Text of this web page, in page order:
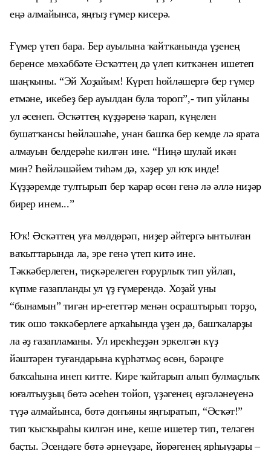
еңә алмайынса, яңғыҙ ғүмер кисерә.
Ғүмер үтеп бара. Бер ауылына ҡайтҡанында үҙенең
беренсе мөхәббәте Әсҡәттең дә үлеп киткәнен ишетеп
шаңҡыны. “Эй Хоҙайым! Күреп һөйләшергә бер ғүмер
етмәне, икебеҙ бер ауылдан була тороп”,- тип уйланы
ул әсенеп. Әсҡәттең күҙҙәренә ҡарап, күңелен
бушатҡансы һөйләшәһе, унан башҡа бер кемде лә ярата
алмауын белдерәһе килгән ине. “Ниңә шулай икән
мин? Һөйләшәйем тиһәм дә, хәҙер ул юҡ инде!
Күҙҙәремде тултырып бер ҡарар өсөн генә лә әллә ниҙәр
бирер инем...”
Юҡ! Әсҡәттең уға мөлдөрәп, ниҙер әйтергә ынтылған
ваҡыттарында ла, эре генә үтеп китә ине.
Тәккәберлеген, тиҫкәрелеген ғорурлыҡ тип уйлап,
күпме ғазапланды ул үҙ ғүмерендә. Хоҙай уны
“бынамын” тигән ир-егеттәр менән осраштырып торҙо,
тик ошо тәккәберлеге арҡаһында үҙен дә, башҡаларҙы
ла әҙ ғазапламаны. Ул ирекһеҙҙән эркелгән күҙ
йәштәрен туғандарына күрһәтмәҫ өсөн, бәрәңге
баҡсаһына инеп китте. Кире ҡайтарып алып булмаҫлыҡ
юғалтыуҙың бөтә әсеһен тойоп, үҙәгенең өҙгәләнеүенә
түҙә алмайынса, бөтә донъяны яңғыратып, “Әсҡәт!”
тип ҡысҡыраһы килгән ине, кеше ишетер тип, теләген
баҫты. Эсендәге бөтә әрнеүҙаре, йөрәгенең ярһыуҙары –